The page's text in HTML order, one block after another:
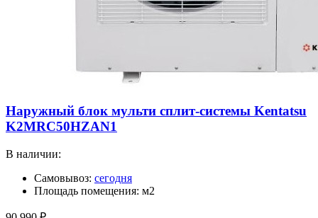
Наружный блок мульти сплит-системы Kentatsu
K2MRC50HZAN1
В наличии:
Самовывоз: сегодня
Площадь помещения: м2